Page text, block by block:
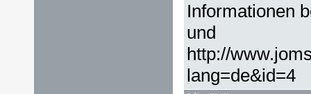
Informationen
und
http://
lang=de&id=4